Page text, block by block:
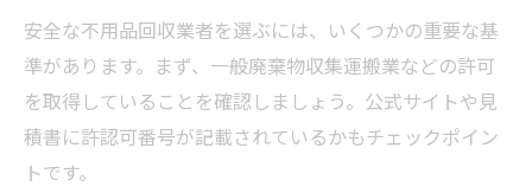
無料回収で起こりうるトラブル事例を解説
安心して利用できる無料不用品回収の選び
方
安全な不用品回収業者を選ぶには、いくつかの重要な基
準があります。まず、一般廃棄物収集運搬業などの許可
を取得していることを確認しましょう。公式サイトや見
積書に許認可番号が記載されているかもチェックポイン
トです。